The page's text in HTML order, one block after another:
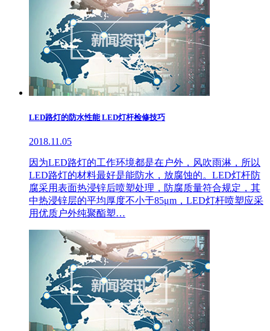
LED路灯的防水性能 LED灯杆检修技巧
2018.11.05
因为LED路灯的工作环境都是在户外，风吹雨淋，所以
LED路灯的材料最好是能防水，放腐蚀的。LED灯杆防
腐采用表面热浸锌后喷塑处理，防腐质量符合规定，其
中热浸锌层的平均厚度不小于85μm，LED灯杆喷塑应采
用优质户外纯聚酯塑…